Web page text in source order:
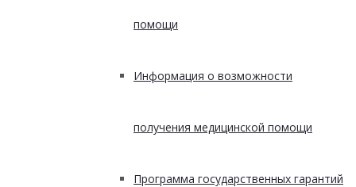
помощи
Информация о возможности
получения медицинской помощи
Программа государственных гарантий